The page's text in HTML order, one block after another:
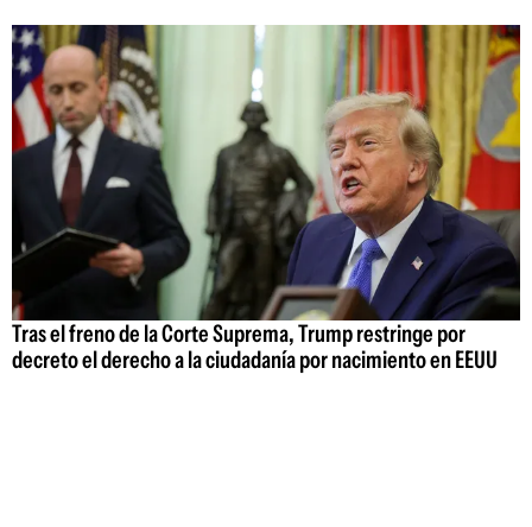
Tras el freno de la Corte Suprema, Trump restringe por
decreto el derecho a la ciudadanía por nacimiento en EEUU